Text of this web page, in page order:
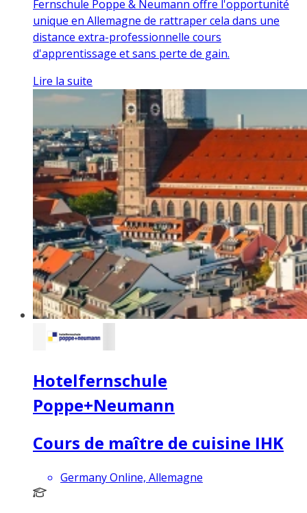
Fernschule Poppe & Neumann offre l'opportunité
unique en Allemagne de rattraper cela dans une
distance extra-professionnelle cours
d'apprentissage et sans perte de gain.
Lire la suite
Hotelfernschule
Poppe+Neumann
Cours de maître de cuisine IHK
Germany Online, Allemagne